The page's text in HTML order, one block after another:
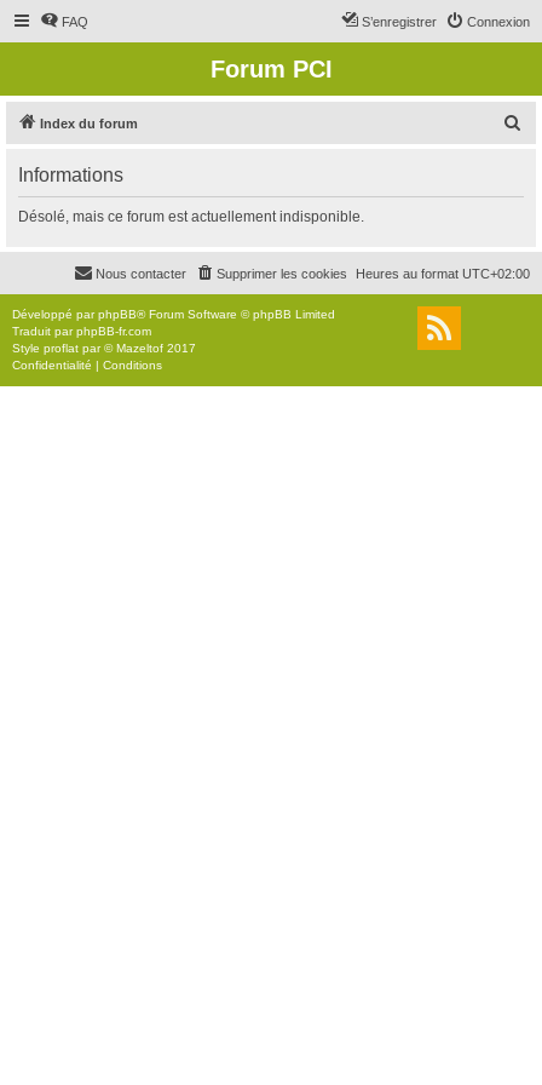
FAQ Connexion
S’enregistrer
Forum PCI
Index du forum
r
c
r
Informations
Désolé, mais ce forum est actuellement indisponible.
Heures au format UTC+02:00
Supprimer les cookies
Nous contacter
Développé parphpBB® Forum Software © phpBB Limited
Traduit parphpBB-fr.com
Style proflat par ©Mazeltof 2017
Confidentialité | Conditions